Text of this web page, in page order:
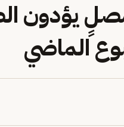
ملايين مصلٍ
الماضي